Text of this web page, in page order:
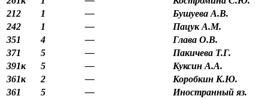
212
1 —
Бушуева А.В.
242
1 —
Пацук А.М.
351
4 —
Глава О.В.
371
5 —
Пакичева Т.Г.
391к
5 —
Куксин А.А.
361к
2 —
Коробкин К.Ю.
361
5 —
Иностранный яз.